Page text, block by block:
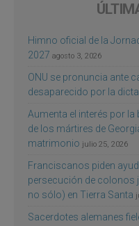
Himno oficial de la
2027 agosto 3, 2026
ONU se pronuncia ante
desaparecido por la
Aumenta el interés por
de los mártires de
matrimonio julio 25, 2026
Franciscanos piden
persecución de colonos
no sólo) en Tierra Santa
Sacerdotes alemanes